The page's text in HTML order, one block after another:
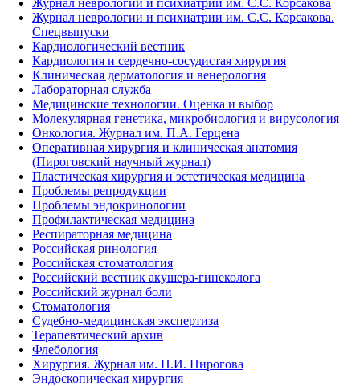
Журнал неврологии и психиатрии им. С.С. Корсакова
Журнал неврологии и психиатрии им. С.С. Корсакова.
Спецвыпуски
Кардиологический вестник
Кардиология и сердечно-сосудистая хирургия
Клиническая дерматология и венерология
Лабораторная служба
Медицинские технологии. Оценка и выбор
Молекулярная генетика, микробиология и вирусология
Онкология. Журнал им. П.А. Герцена
Оперативная хирургия и клиническая анатомия
(Пироговский научный журнал)
Пластическая хирургия и эстетическая медицина
Проблемы репродукции
Проблемы эндокринологии
Профилактическая медицина
Респираторная медицина
Российская ринология
Российская стоматология
Российский вестник акушера-гинеколога
Российский журнал боли
Стоматология
Судебно-медицинская экспертиза
Терапевтический архив
Флебология
Хирургия. Журнал им. Н.И. Пирогова
Эндоскопическая хирургия